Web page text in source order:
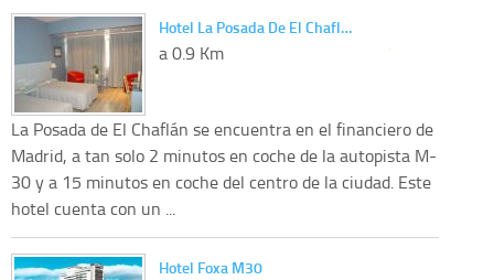
Hotel La Posada De El Chafl…
a 0.9 Km
La Posada de El Chaflán se encuentra en el financiero de
Madrid, a tan solo 2 minutos en coche de la autopista M-
30 y a 15 minutos en coche del centro de la ciudad. Este
hotel cuenta con un ...
Hotel Foxa M30